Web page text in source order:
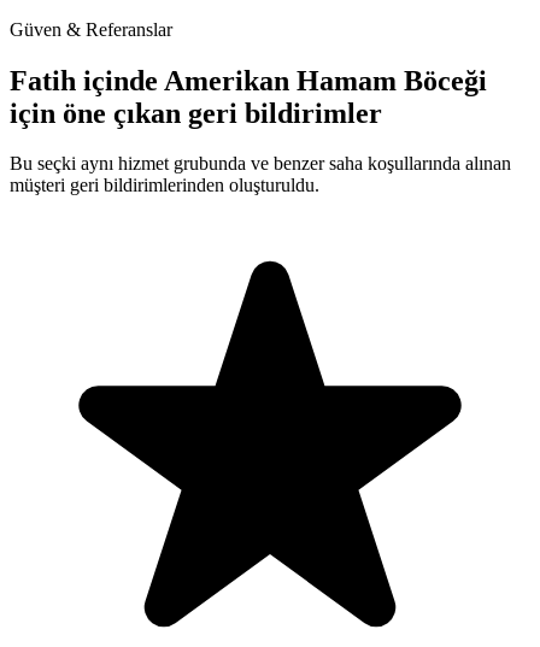
Güven & Referanslar
Fatih içinde Amerikan Hamam Böceği
için öne çıkan geri bildirimler
Bu seçki aynı hizmet grubunda ve benzer saha koşullarında alınan
müşteri geri bildirimlerinden oluşturuldu.